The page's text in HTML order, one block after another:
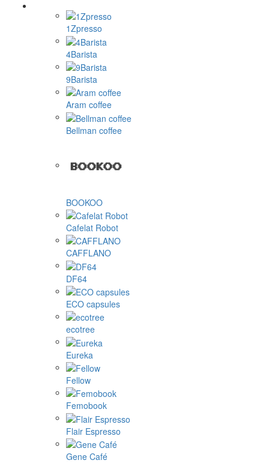
1Zpresso
4Barista
9Barista
Aram coffee
Bellman coffee
BOOKOO
Cafelat Robot
CAFFLANO
DF64
ECO capsules
ecotree
Eureka
Fellow
Femobook
Flair Espresso
Gene Café